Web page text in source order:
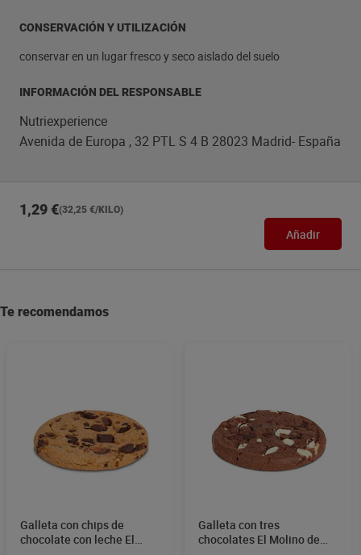
CONSERVACIÓN Y UTILIZACIÓN
conservar en un lugar fresco y seco aislado del suelo
INFORMACIÓN DEL RESPONSABLE
Nutriexperience
Avenida de Europa , 32 PTL S 4 B 28023 Madrid- España
1,29 €(32,25 €/KILO)
Añadir
Te recomendamos
Galleta con chips de
chocolate con leche El
Galleta con tres
chocolates El Molino de